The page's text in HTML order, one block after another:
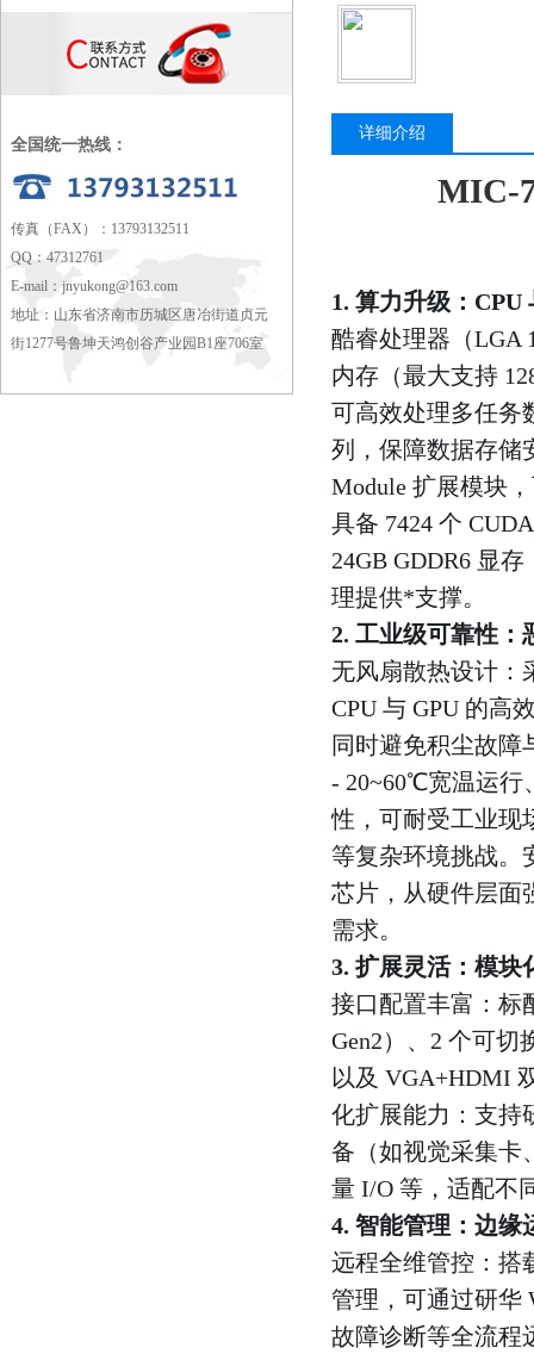
全国统一热线：
传真（FAX）：13793132511
QQ：47312761
E-mail： jnyukong@163.com
地址：山东省济南市历城区唐冶街道贞元
街1277号鲁坤天鸿创谷产业园B1座706室
详细介绍
MIC-
1. 算力升级：CPU
酷睿处理器（LGA
内存（最大支持
可高效处理多任务
列，保障数据存储
Module 扩展模块
具备 7424 个
24GB GDDR6 显
理提供*支撑。
2. 工业级可靠性：
无风扇散热设计：
CPU 与 GPU 的高
同时避免积尘故障
- 20~60℃宽温运行
性，可耐受工业现
等复杂环境挑战。
芯片，从硬件层面
需求。
3. 扩展灵活：模块
接口配置丰富：标
Gen2）、2 个可切
以及 VGA+HDMI
化扩展能力：支持
备（如视觉采集卡
量 I/O 等，适配不
4. 智能管理：边缘
远程全维管控：搭
管理，可通过研华
故障诊断等全流程